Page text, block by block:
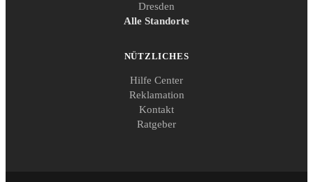
Dresden
Alle Standorte
NÜTZLICHES
Hilfe Center
Reklamation
Kontakt
Ratgeber